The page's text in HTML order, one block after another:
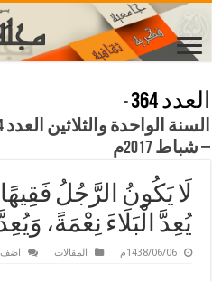
العدد 364
-
– شباط 2017م
لَا يَكُونُ الرَّجُلُ
يُعِدَّ الْبَلَاءَ نِعْمَةً،
1438/06/06م المقالات اضف